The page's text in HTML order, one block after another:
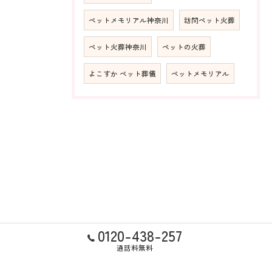
ペットメモリアル神奈川 訪問ペット火葬
ペット火葬神奈川 ペットの火葬
よこすか ペット葬儀 ペットメモリアル
0120-438-257
通話料無料